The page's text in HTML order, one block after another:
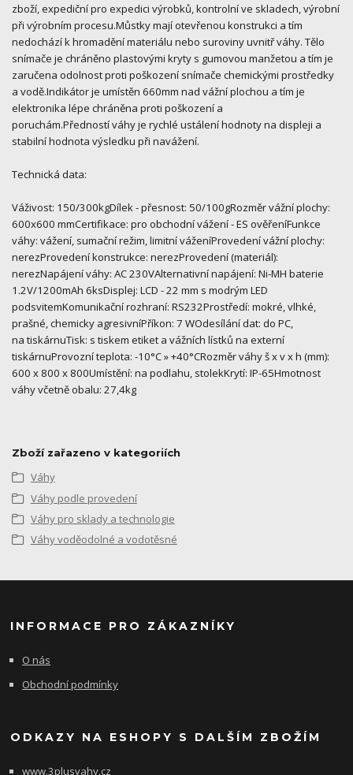
zboží, expediční pro expedici výrobků, kontrolní ve skladech, výrobní
při výrobním procesu.Můstky mají otevřenou konstrukci a tím
nedochází k hromadění materiálu nebo suroviny uvnitř váhy. Tělo
snímače je chráněno plastovými kryty s gumovou manžetou a tím je
zaručena odolnost proti poškození snímače chemickými prostředky
a vodě.Indikátor je umístěn 660mm nad vážní plochou a tím je
elektronika lépe chráněna proti poškození a
poruchám.Předností váhy je rychlé ustálení hodnoty na displeji a
stabilní hodnota výsledku při navážení.
Technická data:
Váživost: 150/300kgDílek - přesnost: 50/100gRozměr vážní plochy:
600x600 mmCertifikace: pro obchodní vážení - ES ověřeníFunkce
váhy: vážení, sumační režim, limitní váženíProvedení vážní plochy:
nerezProvedení konstrukce: nerezProvedení (materiál):
nerezNapájení váhy: AC 230VAlternativní napájení: Ni-MH baterie
1.2V/1200mAh 6ksDisplej: LCD - 22 mm s modrým LED
podsvitemKomunikační rozhraní: RS232Prostředí: mokré, vlhké,
prašné, chemicky agresivníPříkon: 7 WOdesílání dat: do PC,
na tiskárnuTisk: s tiskem etiket a vážních lístků na externí
tiskárnuProvozní teplota: -10°C » +40°CRozměr váhy š x v x h (mm):
600 x 800 x 800Umístění: na podlahu, stolekKrytí: IP-65Hmotnost
váhy včetně obalu: 27,4kg
Zboží zařazeno v kategoriích
Váhy
Váhy podle provedení
Váhy pro sklady a technologie
Váhy voděodolné a vodotěsné
INFORMACE PRO ZÁKAZNÍKY
O nás
Obchodní podmínky
ODKAZY NA ESHOPY S DALŠÍM ZBOŽÍM
www.3plusvahy.cz